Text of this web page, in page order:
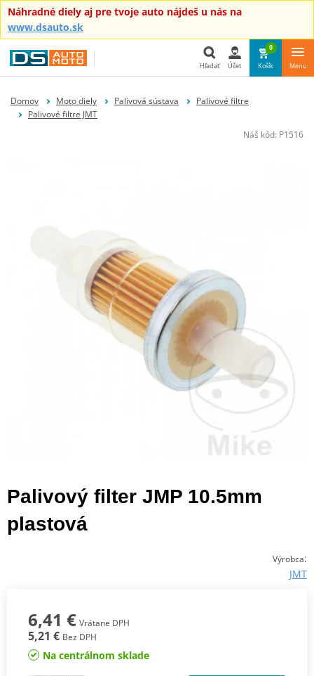
Náhradné diely aj pre tvoje auto nájdeš u nás na
www.dsauto.sk
Hľadať Účet
0
Košík Menu
Domov Moto diely Palivová sústava
Palivové filtre
Palivové filtre JMT
Náš kód: P1516
Palivový filter JMP 10.5mm
plastová
Výrobca:
JMT
6,41 € Vrátane DPH
5,21 € Bez DPH
Na centrálnom sklade